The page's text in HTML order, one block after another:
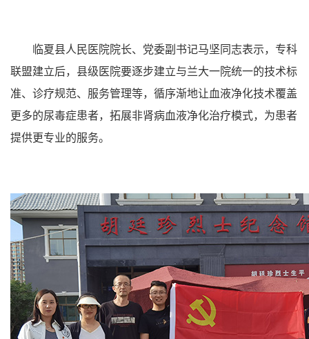
临夏县人民医院院长、党委副书记马坚同志表示，专科
联盟建立后，县级医院要逐步建立与兰大一院统一的技术标
准、诊疗规范、服务管理等，循序渐地让血液净化技术覆盖
更多的尿毒症患者，拓展非肾病血液净化治疗模式，为患者
提供更专业的服务。